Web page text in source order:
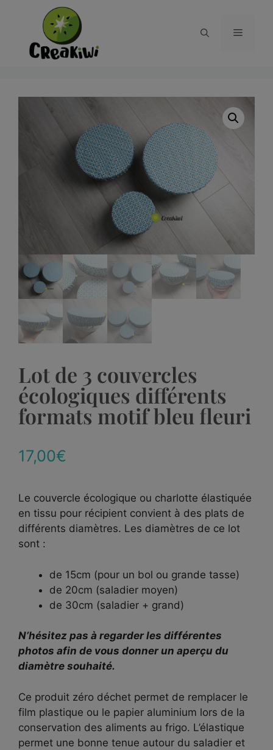
Lot de 3 couvercles
écologiques différents
formats motif bleu fleuri
17,00€
Le couvercle écologique ou charlotte élastiquée
en tissu pour récipient convient à des plats de
différents diamètres. Les diamètres de ce lot
sont :
de 15cm (pour un bol ou grande tasse)
de 20cm (saladier moyen)
de 30cm (saladier + grand)
N’hésitez pas à regarder les différentes
photos afin de vous donner un aperçu du
diamètre souhaité.
Ce produit zéro déchet permet de remplacer le
film plastique ou le papier aluminium lors de la
conservation des aliments au frigo. L’élastique
permet une bonne tenue autour du saladier et